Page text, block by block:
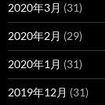
2020年3月 (31)
2020年2月 (29)
2020年1月 (31)
2019年12月 (31)